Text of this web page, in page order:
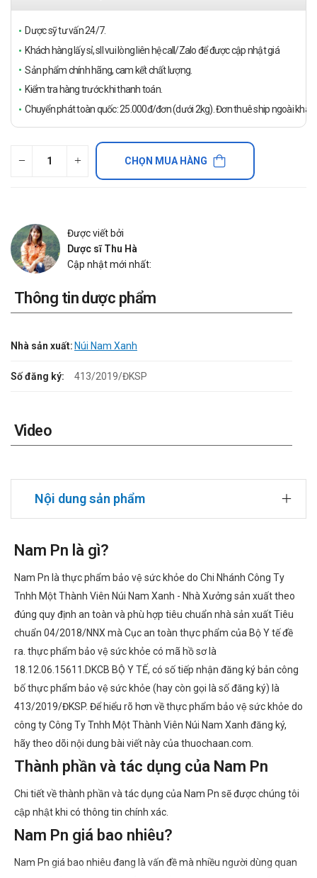
Dược sỹ tư vấn 24/7.
Khách hàng lấy sỉ, sll vui lòng liên hệ call/Zalo để được cập nhật giá
Sản phẩm chính hãng, cam kết chất lượng.
Kiểm tra hàng trước khi thanh toán.
Chuyển phát toàn quốc: 25.000đ/đơn (dưới 2kg). Đơn thuê ship ngoài
CHỌN MUA HÀNG
Được viết bởi
Dược sĩ Thu Hà
Cập nhật mới nhất:
Thông tin dược phẩm
Nhà sản xuất: Núi Nam Xanh
Số đăng ký: 413/2019/ĐKSP
Video
Nội dung sản phẩm
Nam Pn là gì?
Nam Pn là thực phẩm bảo vệ sức khỏe do Chi Nhánh Công Ty
Tnhh Một Thành Viên Núi Nam Xanh - Nhà Xưởng sản xuất theo
đúng quy định an toàn và phù hợp tiêu chuẩn nhà sản xuất Tiêu
chuẩn 04/2018/NNX mà Cục an toàn thực phẩm của Bộ Y tế đề
ra. thực phẩm bảo vệ sức khỏe có mã hồ sơ là
18.12.06.15611.DKCB BỘ Y TẾ, có số tiếp nhận đăng ký bản công
bố thực phẩm bảo vệ sức khỏe (hay còn gọi là số đăng ký) là
413/2019/ĐKSP. Để hiểu rõ hơn về thực phẩm bảo vệ sức khỏe do
công ty Công Ty Tnhh Một Thành Viên Núi Nam Xanh đăng ký,
hãy theo dõi nội dung bài viết này của thuochaan.com.
Thành phần và tác dụng của Nam Pn
Chi tiết về thành phần và tác dụng của Nam Pn sẽ được chúng tôi
cập nhật khi có thông tin chính xác.
Nam Pn giá bao nhiêu?
Nam Pn giá bao nhiêu đang là vấn đề mà nhiều người dùng quan